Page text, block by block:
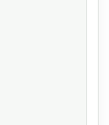
TDL88 số lượng